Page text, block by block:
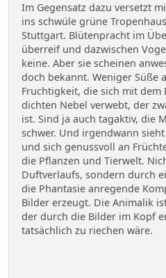
Im Gegensatz dazu versetzt
ins schwüle grüne
Stuttgart. Blütenpracht im
überreif und dazwischen
keine. Aber sie scheinen
doch bekannt. Weniger Süße
Fruchtigkeit, die sich mit
dichten Nebel verwebt, der
ist. Sind ja auch tagaktiv, die
schwer. Und irgendwann
und sich genussvoll an
die Pflanzen und Tierwelt.
Duftverlaufs, sondern durch
die Phantasie anregende
Bilder erzeugt. Die Animalik
der durch die Bilder im Kopf
tatsächlich zu riechen wäre.